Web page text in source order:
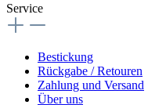
Service
Bestickung
Rückgabe / Retouren
Zahlung und Versand
Über uns